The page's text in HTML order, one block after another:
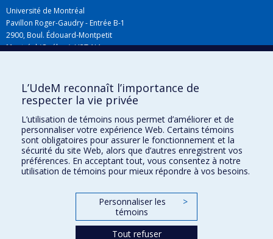
Université de Montréal
Pavillon Roger-Gaudry - Entrée B-1
2900, Boul. Édouard-Montpetit
Montréal (Québec) H3T 1J4
Plan du campus
L’UdeM reconnaît l’importance de
respecter la vie privée
L’utilisation de témoins nous permet d’améliorer et de
personnaliser votre expérience Web. Certains témoins
sont obligatoires pour assurer le fonctionnement et la
sécurité du site Web, alors que d’autres enregistrent vos
préférences. En acceptant tout, vous consentez à notre
utilisation de témoins pour mieux répondre à vos besoins.
Personnaliser les
témoins
>
Tout refuser